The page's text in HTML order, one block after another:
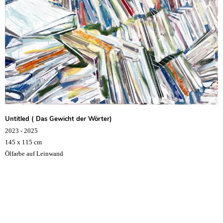
Untitled ( Das Gewicht der Wörter)
2023 - 2025
145 x 115 cm
Ölfarbe auf Leinwand